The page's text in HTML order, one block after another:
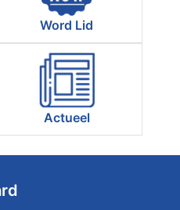
Word Lid
Actueel